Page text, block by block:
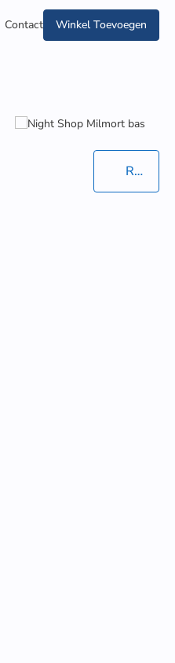
Contact Winkel Toevoegen
Routebeschrijving in Google Maps